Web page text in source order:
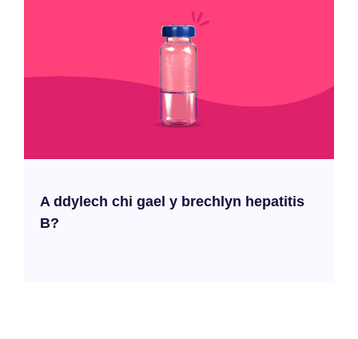
A ddylech chi gael y brechlyn hepatitis
B?